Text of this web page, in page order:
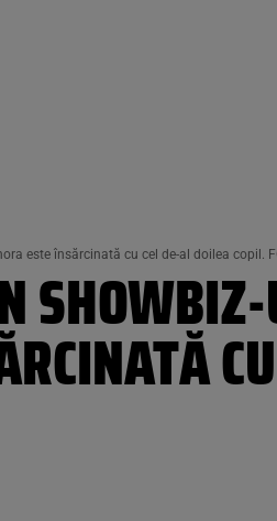
este însărcinată cu cel de-al doilea copil.